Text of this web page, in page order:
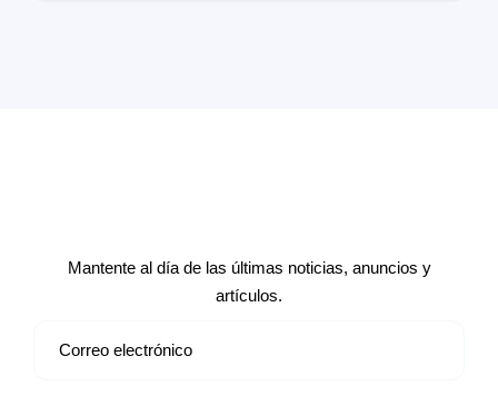
Mantente al día de las últimas noticias, anuncios y
artículos.